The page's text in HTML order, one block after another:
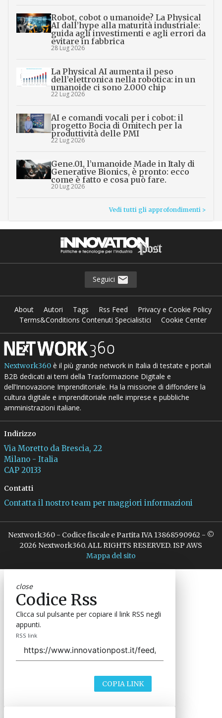
Robot, cobot o umanoide? La Physical
AI dall’hype alla maturità industriale:
guida agli investimenti e agli errori da
evitare in fabbrica
28 Lug 2026
La Physical AI aumenta il peso
dell’elettronica nella robotica: in un
umanoide ci sono 2.000 chip
22 Lug 2026
AI e comandi vocali per i cobot: il
progetto Bocia di Omitech per la
produttività delle PMI
22 Lug 2026
Gene.01, l’umanoide Made in Italy di
Generative Bionics, è pronto: ecco
come è fatto e cosa può fare.
20 Lug 2026
Vedi tutti gli approfondimenti >
Seguici
About Autori Tags Rss Feed
Privacy e Cookie Policy
Terms&Conditions Contenuti Specialistici
Cookie Center
Nextwork360è il più grande network in Italia di testate e portali
B2B dedicati ai temi della Trasformazione Digitale e
dell’Innovazione Imprenditoriale. Ha la missione di diffondere la
cultura digitale e imprenditoriale nelle imprese e pubbliche
amministrazioni italiane.
Indirizzo
Via Moretto da Brescia, 22
Milano - Italia
CAP 20133
Contatti
Contatta il nostro team per maggiori informazioni
Nextwork360 - Codice fiscale e Partita IVA 13868590962 - ©
2026 Nextwork360. ALL RIGHTS RESERVED. ISP AWS
Mappa del sito
close
Codice Rss
Clicca sul pulsante per copiare il link RSS negli
appunti.
RSS link
COPIA LINK